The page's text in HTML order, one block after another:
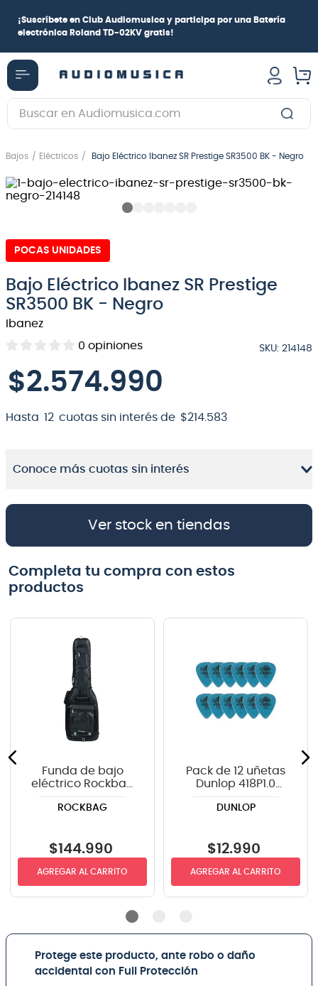
¡Suscríbete en Club Audiomusica y participa por una Batería
electrónica Roland TD-02KV gratis!
Buscar en Audiomusica.com
Bajos Eléctricos Bajo Eléctrico Ibanez SR Prestige SR3500 BK - Negro
POCAS UNIDADES
Bajo Eléctrico Ibanez SR Prestige
SR3500 BK - Negro
Ibanez
0 opiniones SKU: 214148
$2.574.990
Hasta 12 cuotas sin interés de $214 583
Conoce más cuotas sin interés
Ver stock en tiendas
Completa tu compra con estos
productos
Funda de bajo
eléctrico Rockbag
negro
ROCKBAG
$144.990
AGREGAR AL CARRITO
Pack de 12 uñetas
Dunlop 418P1.0
DUNLOP
$12.990
AGREGAR AL CARRITO
Protege este producto, ante robo o daño
accidental con Full Protección
guitarra electrica
2.
bajo
guitarra electroacústica
4.
pioneerdj
5.
amplificador
6.
guitarra
10. violin